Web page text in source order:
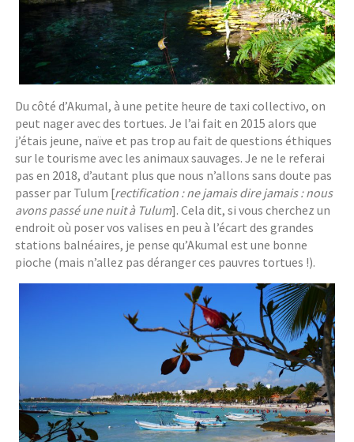
Du côté d’Akumal, à une petite heure de taxi collectivo, on
peut nager avec des tortues. Je l’ai fait en 2015 alors que
j’étais jeune, naïve et pas trop au fait de questions éthiques
sur le tourisme avec les animaux sauvages. Je ne le referai
pas en 2018, d’autant plus que nous n’allons sans doute pas
passer par Tulum [rectification : ne jamais dire jamais : nous
avons passé une nuit à Tulum]. Cela dit, si vous cherchez un
endroit où poser vos valises en peu à l’écart des grandes
stations balnéaires, je pense qu’Akumal est une bonne
pioche (mais n’allez pas déranger ces pauvres tortues !).